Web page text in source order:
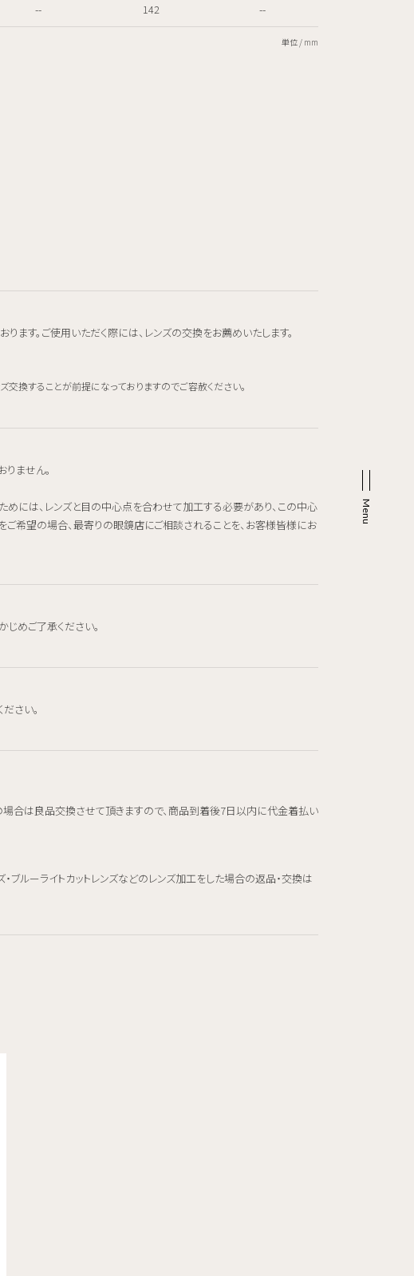
-- 142 --
単位 / mm
ます。ご使用いただく際には、レンズの交換をお薦めいたします。
換することが前提になっておりますのでご容赦ください。
ません。
には、レンズと目の中心点を合わせて加工する必要があり、この中心
希望の場合、最寄りの眼鏡店にご相談されることを、お客様皆様にお
めご了承ください。
さい。
合は良品交換させて頂きますので、商品到着後7日以内に代金着払い
ブルーライトカットレンズなどのレンズ加工をした場合の返品・交換は